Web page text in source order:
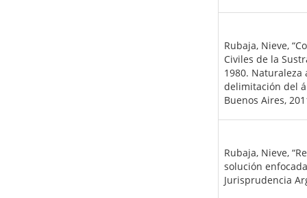
Rubaja, Nieve,
Civiles de la
1980.
delimitación del
Buenos Aires,
Rubaja, Nieve,
solución
Jurisprudencia